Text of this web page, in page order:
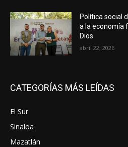
Política social
a la economía
Dios
abril 22, 2026
CATEGORÍAS MÁS LEÍDAS
El Sur
Sinaloa
Mazatlán